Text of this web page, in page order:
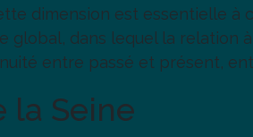
dimension est essentielle
global, dans lequel la
entre passé et présent,
la Seine